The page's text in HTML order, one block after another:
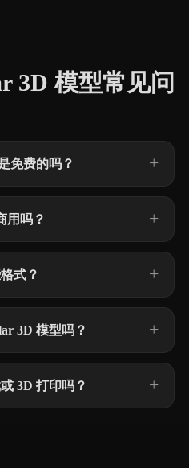
3D 模型常见问
免费的吗？
用吗？
式？
3D 模型吗？
3D 打印吗？